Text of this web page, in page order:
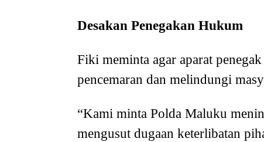
Desakan Penegakan Hukum
Fiki meminta agar aparat
pencemaran dan melindungi
“Kami minta Polda Maluku
mengusut dugaan keterlibatan